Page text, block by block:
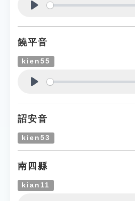
饒平音
kien55
詔安音
kien53
南四縣
kian11